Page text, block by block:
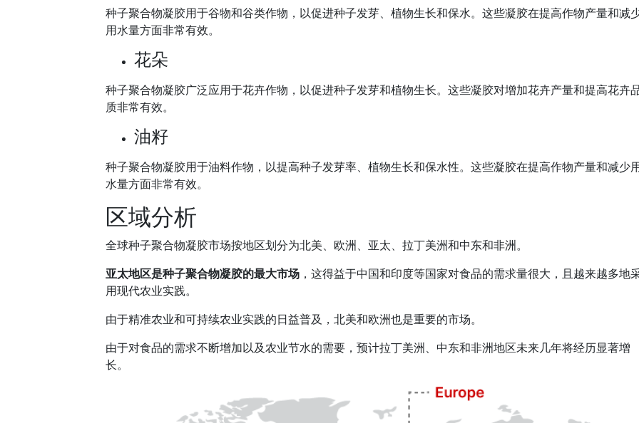
种子聚合物凝胶用于谷物和谷类作物，以促进种子发芽、植物生长和保水。这些凝胶在提高作物产量和减
用水量方面非常有效。
花朵
种子聚合物凝胶广泛应用于花卉作物，以促进种子发芽和植物生长。这些凝胶对增加花卉产量和提高花卉
质非常有效。
油籽
种子聚合物凝胶用于油料作物，以提高种子发芽率、植物生长和保水性。这些凝胶在提高作物产量和减少
水量方面非常有效。
区域分析
全球种子聚合物凝胶市场按地区划分为北美、欧洲、亚太、拉丁美洲和中东和非洲。
亚太地区是种子聚合物凝胶的最大市场 ，这得益于中国和印度等国家对食品的需求量很大，且越来越多地
用现代农业实践。
由于精准农业和可持续农业实践的日益普及，北美和欧洲也是重要的市场。
由于对食品的需求不断增加以及农业节水的需要，预计拉丁美洲、中东和非洲地区未来几年将经历显著增
长。